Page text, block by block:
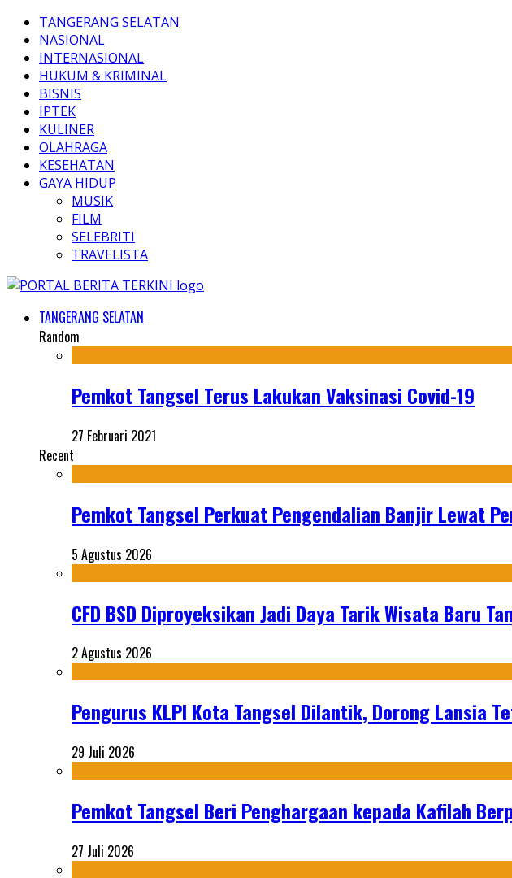
TANGERANG SELATAN
NASIONAL
INTERNASIONAL
HUKUM & KRIMINAL
BISNIS
IPTEK
KULINER
OLAHRAGA
KESEHATAN
GAYA HIDUP
MUSIK
FILM
SELEBRITI
TRAVELISTA
TANGERANG SELATAN
Random
Pemkot Tangsel Terus Lakukan Vaksinasi Covid-19
27 Februari 2021
Recent
Pemkot Tangsel Perkuat Pengendalian Banjir Lewat
5 Agustus 2026
CFD BSD Diproyeksikan Jadi Daya Tarik Wisata Baru
2 Agustus 2026
Pengurus KLPI Kota Tangsel Dilantik, Dorong Lansia
29 Juli 2026
Pemkot Tangsel Beri Penghargaan kepada Kafilah
27 Juli 2026